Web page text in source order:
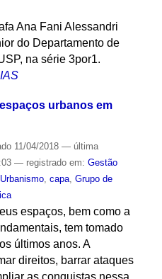
Ana Fani Alessandri
do Departamento de
na série 3por1.
urbanos em
11/04/2018 — última
— registrado em: Gestão
Urbanismo, capa, Grupo de
espaços, bem como a
tem tomado
últimos anos. A
direitos, barrar ataques